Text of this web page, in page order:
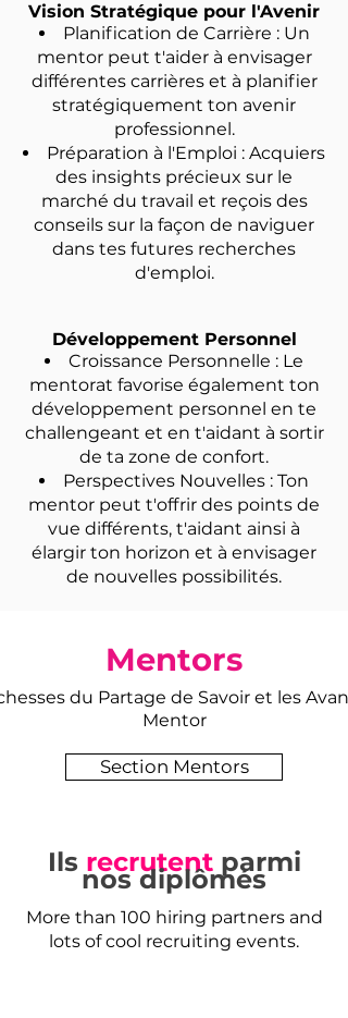
Vision Stratégique pour l'Avenir
Planification de Carrière : Un
mentor peut t'aider à envisager
différentes carrières et à planifier
stratégiquement ton avenir
professionnel.
Préparation à l'Emploi : Acquiers
des insights précieux sur le
marché du travail et reçois des
conseils sur la façon de naviguer
dans tes futures recherches
d'emploi.
Développement Personnel
Croissance Personnelle : Le
mentorat favorise également ton
développement personnel en te
challengeant et en t'aidant à sortir
de ta zone de confort.
Perspectives Nouvelles : Ton
mentor peut t'offrir des points de
vue différents, t'aidant ainsi à
élargir ton horizon et à envisager
de nouvelles possibilités.
Mentors
du Partage de Savoir et les
Mentor
Section Mentors
Ils recrutentparmi
nos diplômés
More than 100 hiring partners and
lots of cool recruiting events.